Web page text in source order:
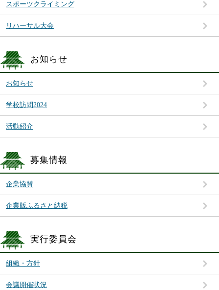
スポーツクライミング
リハーサル大会
お知らせ
お知らせ
学校訪問2024
活動紹介
募集情報
企業協賛
企業版ふるさと納税
実行委員会
組織・方針
会議開催状況